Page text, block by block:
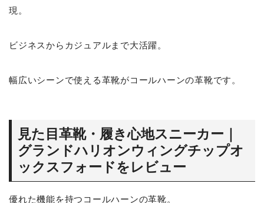
現。
ビジネスからカジュアルまで大活躍。
幅広いシーンで使える革靴がコールハーンの革靴です。
見た目革靴・履き心地スニーカー｜
グランドハリオンウィングチップオ
ックスフォードをレビュー
優れた機能を持つコールハーンの革靴。